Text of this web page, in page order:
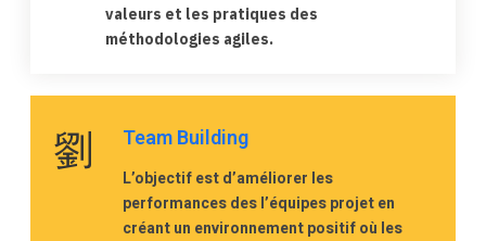
valeurs et les pratiques des
méthodologies agiles.
Team Building
L’objectif est d’améliorer les
performances des l’équipes projet en
créant un environnement positif où les